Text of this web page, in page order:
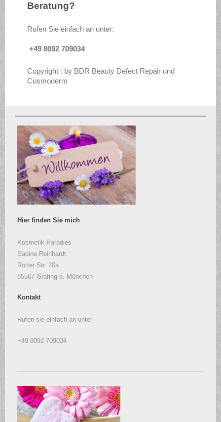
Beratung?
Rufen Sie einfach an unter:
+49 8092 709034
Copyright : by BDR Beauty Defect Repair und
Cosmoderm
Hier finden Sie mich
Kosmetik Paradies
Sabine Reinhardt
Rotter Str. 20a
85567 Grafing b. München
Kontakt
Rufen sie einfach an unter
+49 8092 709034